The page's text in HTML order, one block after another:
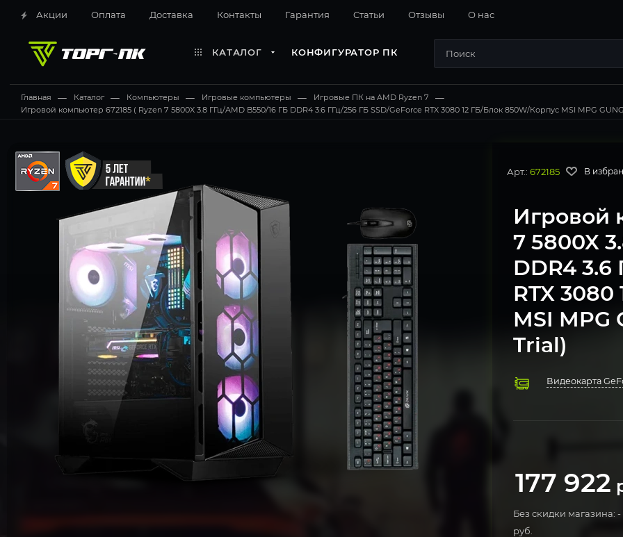
Акции Оплата Доставка Контакты Гарантия Cтатьи Отзывы О нас
КАТАЛОГ КОНФИГУРАТОР ПК
Главная — Каталог — Компьютеры — Игровые компьютеры — Игровые ПК на AMD Ryzen 7 —
Игровой компьютер 672185 ( Ryzen 7 5800X 3.8 ГГц/AMD B550/16 ГБ DDR4 3.6 ГГц/256 ГБ SSD/GeForce RTX 3080 12 ГБ/Блок 850W/Корпус MSI MPG
Арт.: 672185 В
Игровой
7 5800X
DDR4 3.6
RTX
MSI MPG
Trial)
Видеокарта
177 922
Без скидки магазина: -
руб.